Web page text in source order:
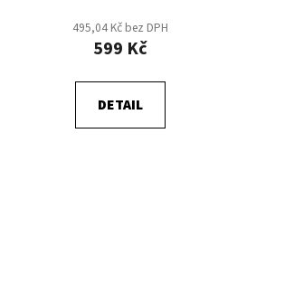
495,04 Kč bez DPH
599 Kč
DETAIL